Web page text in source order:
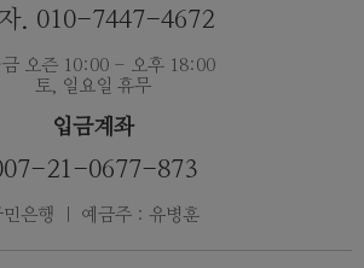
. 010-7447-4672
금 오즌 10:00 - 오후 18:00
토, 일요일 휴무
입금계좌
21-0677-873
민은행 ｜ 예금주 : 유병훈